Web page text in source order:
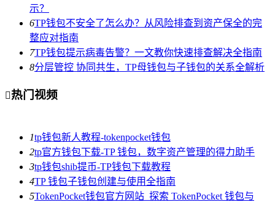
示？
6TP钱包不安全了怎么办？从风险排查到资产保全的完
整应对指南
7TP钱包提示病毒告警？一文教你快速排查解决全指南
8分层管控 协同共生，TP母钱包与子钱包的关系全解析
热门视频
1tp钱包新人教程-tokenpocket钱包
2tp官方钱包下载-TP 钱包，数字资产管理的得力助手
3tp钱包shib提币-TP钱包下载教程
4TP 钱包子钱包创建与使用全指南
5TokenPocket钱包官方网站_探索 TokenPocket 钱包与